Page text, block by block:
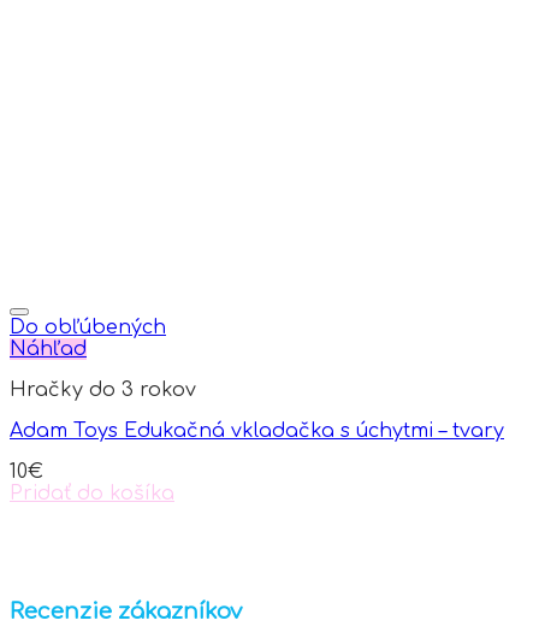
Do obľúbených
Náhľad
Hračky do 3 rokov
Adam Toys Edukačná vkladačka s úchytmi – tvary
10€
Pridať do košíka
Recenzie zákazníkov